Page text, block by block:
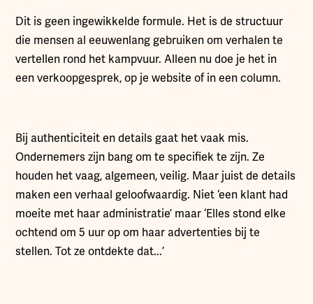
Dit is geen ingewikkelde formule. Het is de structuur
die mensen al eeuwenlang gebruiken om verhalen te
vertellen rond het kampvuur. Alleen nu doe je het in
een verkoopgesprek, op je website of in een column.
Bij authenticiteit en details gaat het vaak mis.
Ondernemers zijn bang om te specifiek te zijn. Ze
houden het vaag, algemeen, veilig. Maar juist de details
maken een verhaal geloofwaardig. Niet ‘een klant had
moeite met haar administratie’ maar ‘Elles stond elke
ochtend om 5 uur op om haar advertenties bij te
stellen. Tot ze ontdekte dat...’